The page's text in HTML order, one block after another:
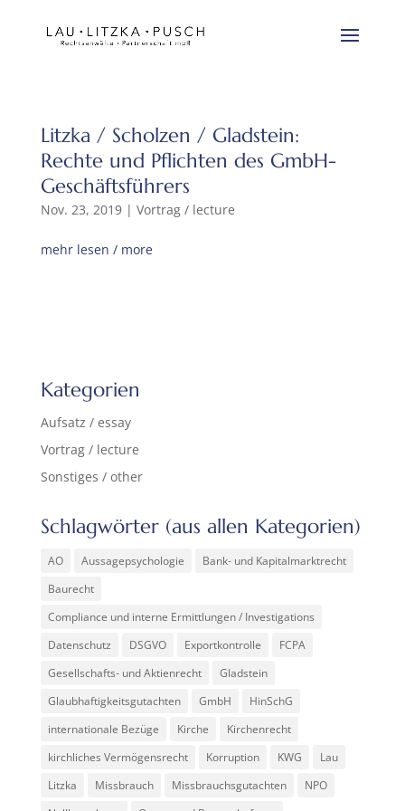
Litzka / Scholzen / Gladstein:
Rechte und Pflichten des GmbH-
Geschäftsführers
Nov. 23, 2019| Vortrag / lecture
mehr lesen / more
Kategorien
Aufsatz / essay
Vortrag / lecture
Sonstiges / other
Schlagwörter (aus allen Kategorien)
AO Aussagepsychologie
Bank- und Kapitalmarktrecht
Baurecht
Compliance und interne Ermittlungen / Investigations
Datenschutz
DSGVO Exportkontrolle
FCPA
Gesellschafts- und Aktienrecht
Gladstein
Glaubhaftigkeitsgutachten
GmbH
HinSchG
internationale Bezüge
Kirche
Kirchenrecht
kirchliches Vermögensrecht
Korruption KWG
Lau
Litzka
Missbrauch Missbrauchsgutachten
NPO